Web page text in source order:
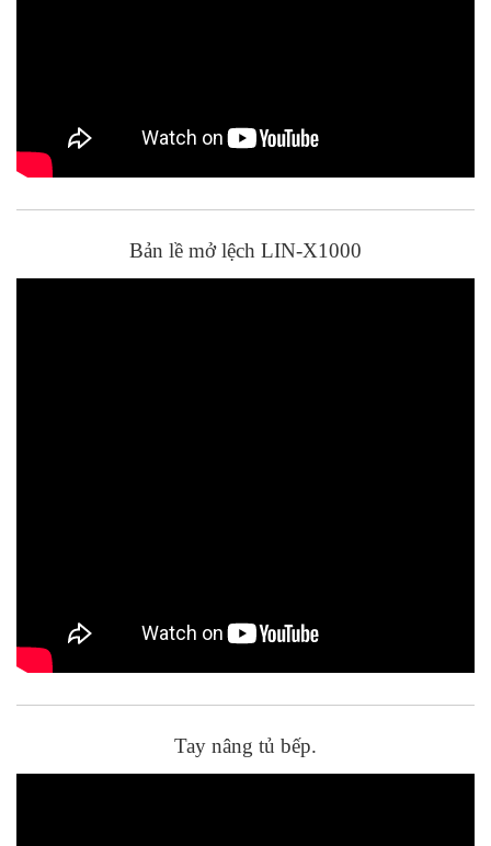
Bản lề mở lệch LIN-X1000
Tay nâng tủ bếp.